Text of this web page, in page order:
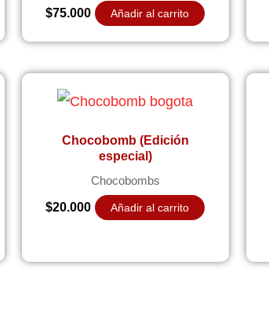
$75.000 Añadir al carrito
Chocobomb (Edición
especial)
Chocobombs
$20.000 Añadir al carrito